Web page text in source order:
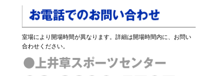
室場により開場時間が異なります。詳細は開場時間内に、お問い
合わせください。